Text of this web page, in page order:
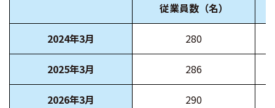
従業員数（名）
2024年3月 280
2025年3月 286
2026年3月 290